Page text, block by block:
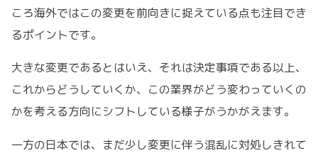
ころ海外ではこの変更を前向きに捉えている点も注目でき
るポイントです。
大きな変更であるとはいえ、それは決定事項である以上、
これからどうしていくか、この業界がどう変わっていくの
かを考える方向にシフトしている様子がうかがえます。
一方の日本では、まだ少し変更に伴う混乱に対処しきれて